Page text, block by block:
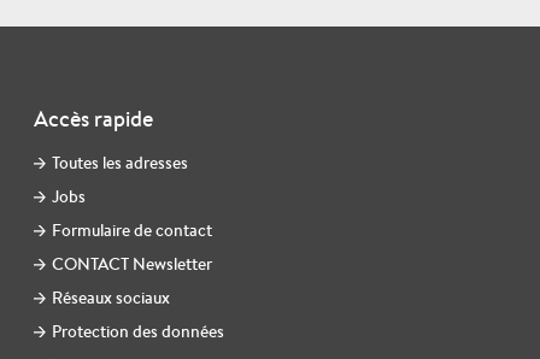
Accès rapide
Toutes les adresses
Jobs
Formulaire de contact
CONTACT Newsletter
Réseaux sociaux
Protection des données